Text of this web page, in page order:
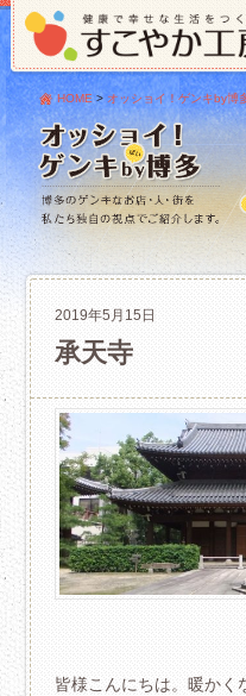
HOME> オッショイ！ゲンキby博
2019年5月15日
承天寺
皆様こんにちは。暖かく